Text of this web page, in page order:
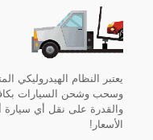
يعتبر النظام الهيدروليكي
وسحب وشحن السيارات بكافة
والقدرة على نقل أي
الأسعار!